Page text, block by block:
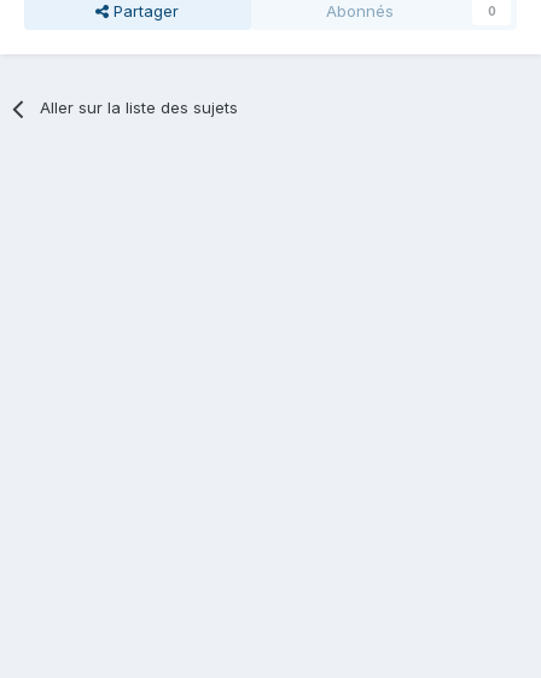
Partager Abonnés 0
Aller sur la liste des sujets